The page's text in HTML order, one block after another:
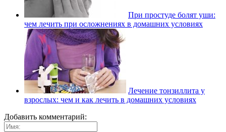
При простуде болят уши:
чем лечить при осложнениях в домашних условиях
Лечение тонзиллита у
взрослых: чем и как лечить в домашних условиях
Добавить комментарий: